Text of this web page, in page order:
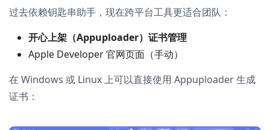
过去依赖钥匙串助手，现在跨平台工具更适合团队：
开心上架（Appuploader）证书管理
Apple Developer 官网页面（手动）
在 Windows 或 Linux 上可以直接使用 Appuploader 生成
证书：